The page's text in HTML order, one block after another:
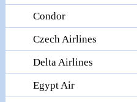
Condor
Czech Airlines
Delta Airlines
Egypt Air